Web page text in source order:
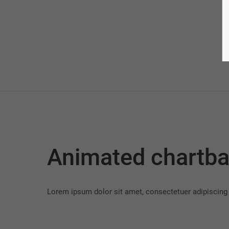
Animated
Lorem ipsum dolor sit amet, consectetuer